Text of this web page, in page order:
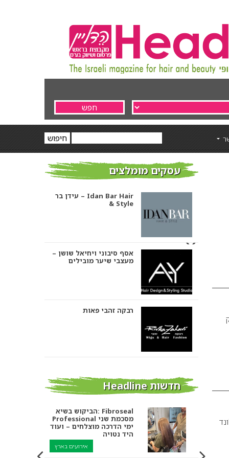
עסקים מומלצים
עידן בר – Idan Bar Hair
& Style
אורטל אדרי עיצוב שיער
מספרות בירושלים ומעלה
חדשות Headline
Professional מסכמת שני
ימי הדרכה מוצלחים – ועוד
היד נטויה
מחלוץ למוביל שוק: סיפורו
של גדעון כהן ואימפריית
הטיפוח שבנה